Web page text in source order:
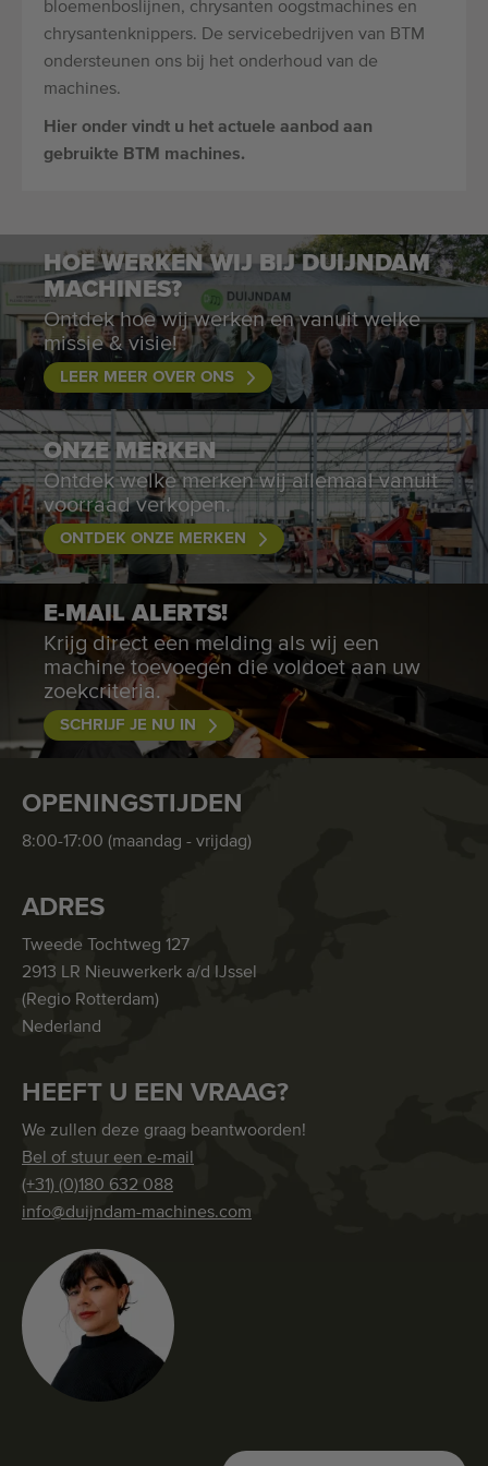
bloemenboslijnen, chrysanten oogstmachines en
chrysantenknippers. De servicebedrijven van BTM
ondersteunen ons bij het onderhoud van de
machines.
Hier onder vindt u het actuele aanbod aan
gebruikte BTM machines.
HOE WERKEN WIJ BIJ DUIJNDAM
MACHINES?
Ontdek hoe wij werken en vanuit welke
missie & visie!
LEER MEER OVER ONS
ONZE MERKEN
Ontdek welke merken wij allemaal vanuit
voorraad verkopen.
ONTDEK ONZE MERKEN
E-MAIL ALERTS!
Krijg direct een melding als wij een
machine toevoegen die voldoet aan uw
zoekcriteria.
SCHRIJF JE NU IN
OPENINGSTIJDEN
8:00-17:00 (maandag - vrijdag)
ADRES
Tweede Tochtweg 127
2913 LR Nieuwerkerk a/d IJssel
(Regio Rotterdam)
Nederland
HEEFT U EEN VRAAG?
We zullen deze graag beantwoorden!
Bel of stuur een e-mail
(+31) (0)180 632 088
info@duijndam-machines.com